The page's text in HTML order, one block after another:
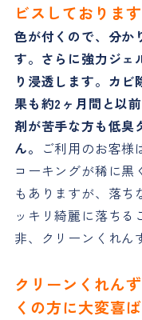
ビスしております
色が付くので、分か
す。さらに強力ジェ
り浸透します。カ
果も約2ヶ月間と以
剤が苦手な方も低臭
ん。 ご利用のお客様
コーキングが稀に黒
もありますが、落ち
ッキリ綺麗に落ち
非、クリーンくれん
クリーンくれん
くの方に大変喜